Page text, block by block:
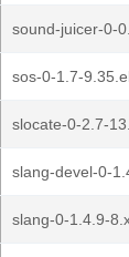
sound-juicer-0-
sos-0-1.7-
slocate-0-2.7-
slang-devel-0-
slang-0-1.4.9-